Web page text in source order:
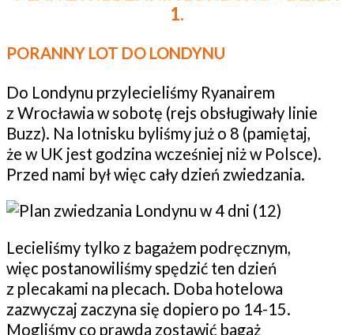
1.
PORANNY LOT DO LONDYNU
Do Londynu przylecieliśmy Ryanairem
z Wrocławia w sobotę (rejs obsługiwały linie
Buzz). Na lotnisku byliśmy już o 8 (pamiętaj,
że w UK jest godzina wcześniej niż w Polsce).
Przed nami był więc cały dzień zwiedzania.
Lecieliśmy tylko z bagażem podręcznym,
więc postanowiliśmy spędzić ten dzień
z plecakami na plecach. Doba hotelowa
zazwyczaj zaczyna się dopiero po 14-15.
Mogliśmy co prawda zostawić bagaż